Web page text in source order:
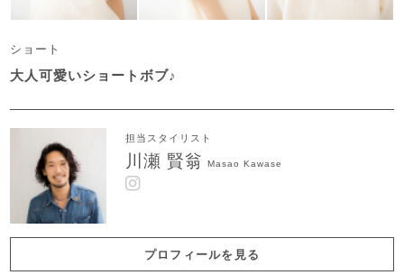
ショート
大人可愛いショートボブ♪
担当スタイリスト
川瀬 賢翁 Masao Kawase
プロフィールを見る